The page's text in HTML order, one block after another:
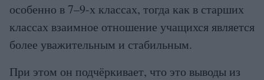
особенно в 7–9-х классах, тогда как в старших
классах взаимное отношение учащихся является
более уважительным и стабильным.
При этом он подчёркивает, что это выводы из